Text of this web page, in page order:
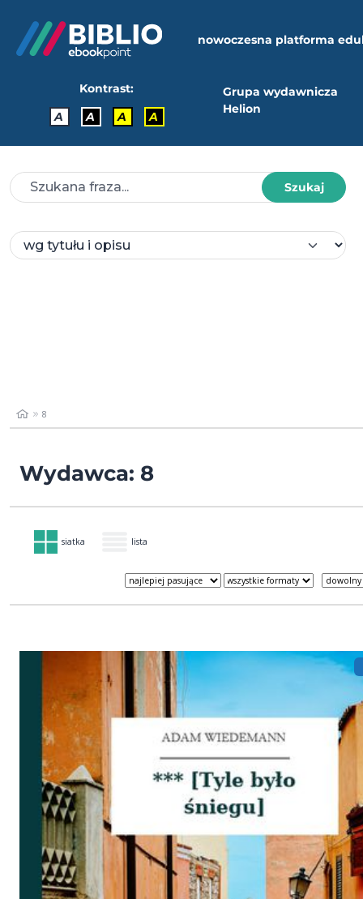
nowoczesna platforma
Kontrast:
A
A A A
Grupa wydawnicza
Helion
Szukaj
8
Wydawca: 8
siatka lista